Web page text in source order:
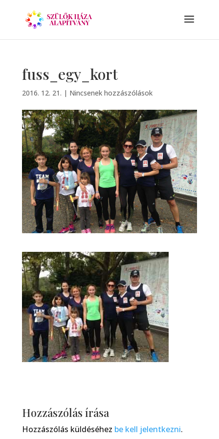
fuss_egy_kort
2016. 12. 21. | Nincsenek hozzászólások
Hozzászólás írása
Hozzászólás küldéséhez be kell jelentkezni.